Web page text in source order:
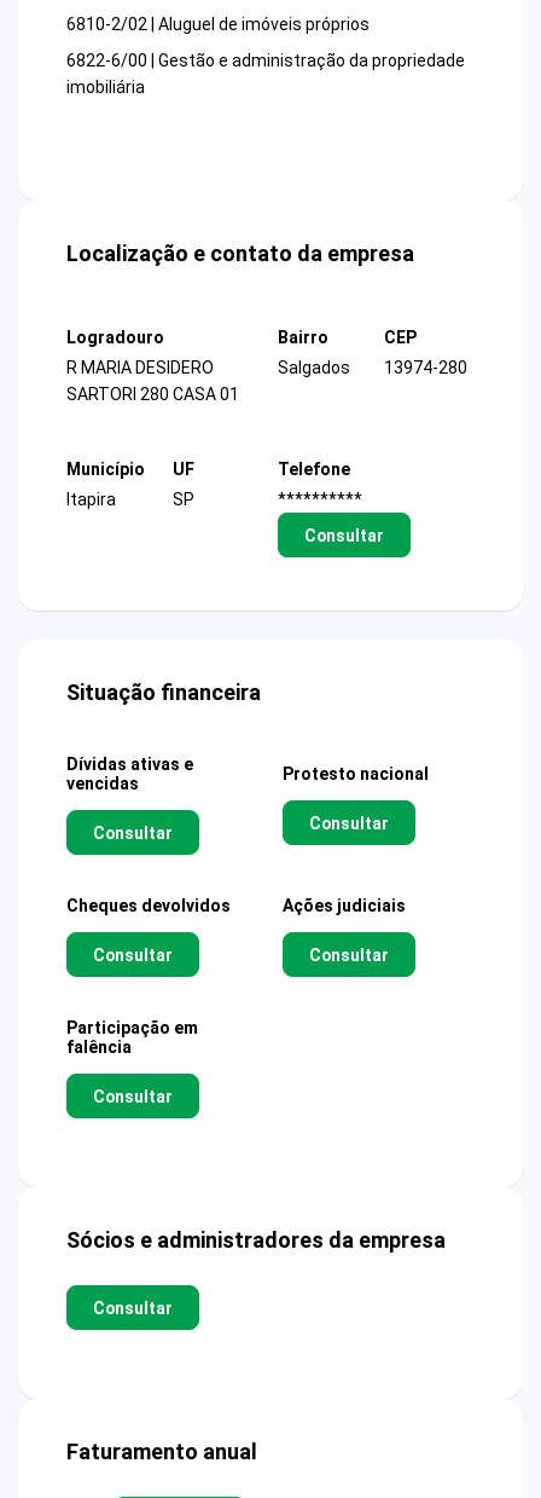
6810-2/02 | Aluguel de imóveis próprios
6822-6/00 | Gestão e administração da propriedade
imobiliária
Localização e contato da empresa
Logradouro
R MARIA DESIDERO
SARTORI 280 CASA 01
Bairro
Salgados
CEP
13974-280
Município
Itapira
UF
SP
Telefone
**********
Consultar
Situação financeira
Dívidas ativas e
vencidas
Consultar
Protesto nacional
Consultar
Cheques devolvidos
Consultar
Ações judiciais
Consultar
Participação em
falência
Consultar
Sócios e administradores da empresa
Consultar
Faturamento anual